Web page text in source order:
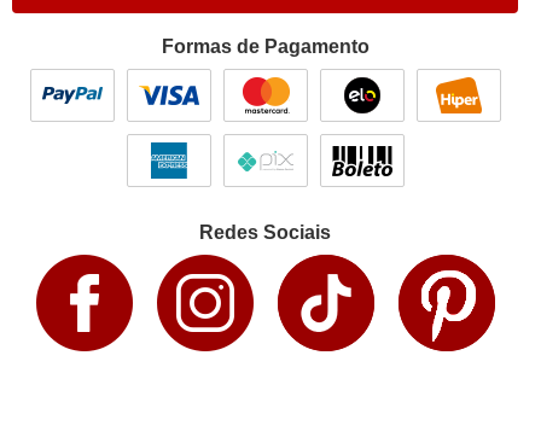
Formas de Pagamento
Redes Sociais